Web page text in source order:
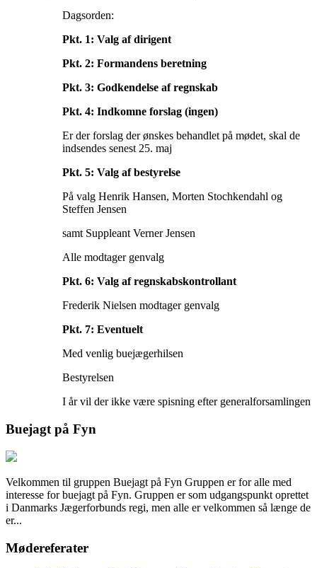
Dagsorden:
Pkt. 1: Valg af dirigent
Pkt. 2: Formandens beretning
Pkt. 3: Godkendelse af regnskab
Pkt. 4: Indkomne forslag (ingen)
Er der forslag der ønskes behandlet på mødet, skal de
indsendes senest 25. maj
Pkt. 5: Valg af bestyrelse
På valg Henrik Hansen, Morten Stochkendahl og
Steffen Jensen
samt Suppleant Verner Jensen
Alle modtager genvalg
Pkt. 6: Valg af regnskabskontrollant
Frederik Nielsen modtager genvalg
Pkt. 7: Eventuelt
Med venlig buejægerhilsen
Bestyrelsen
I år vil der ikke være spisning efter generalforsamlingen
Buejagt på Fyn
Velkommen til gruppen Buejagt på Fyn Gruppen er for alle med
interesse for buejagt på Fyn. Gruppen er som udgangspunkt oprettet
i Danmarks Jægerforbunds regi, men alle er velkommen så længe de
er...
Mødereferater